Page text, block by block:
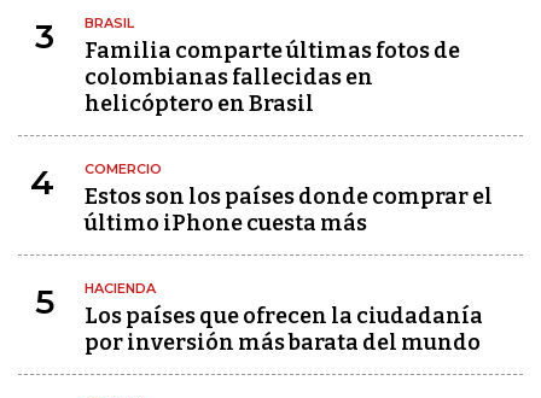
3 BRASIL
Familia comparte últimas fotos de
colombianas fallecidas en
helicóptero en Brasil
4 COMERCIO
Estos son los países donde comprar el
último iPhone cuesta más
5 HACIENDA
Los países que ofrecen la ciudadanía
por inversión más barata del mundo